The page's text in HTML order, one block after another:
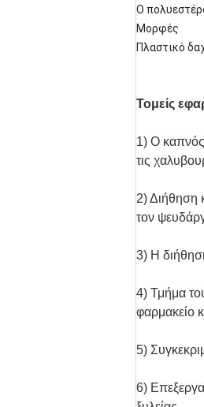
Ο
Μορφές
Πλαστικό
Τομείς
1) Ο καπνός
τις
2) Διήθηση
τον
3) Η
4) Τμήμα
φαρμακείο
5)
6)